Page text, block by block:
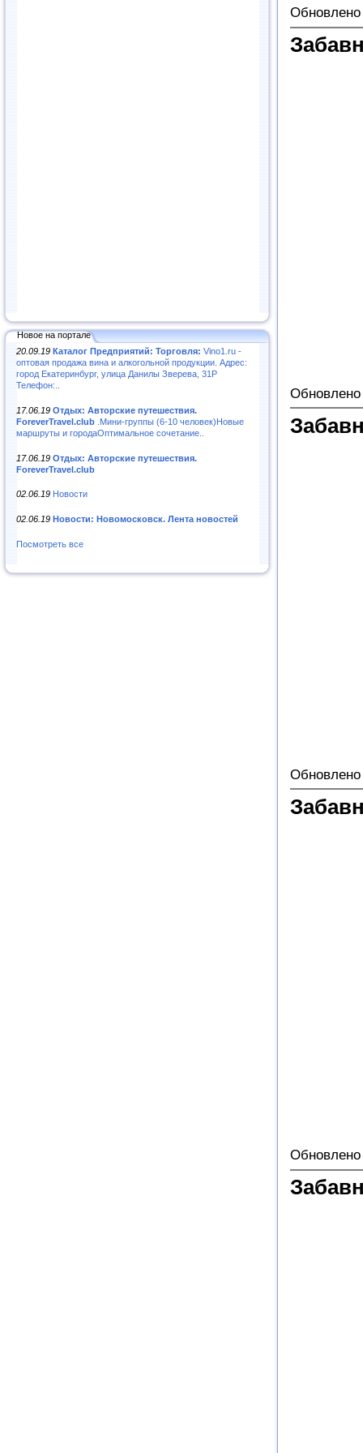
Новое на портале
20.09.19 Каталог Предприятий: Торговля: Vino1.ru -
оптовая продажа вина и алкогольной продукции. Адрес:
город Екатеринбург, улица Данилы Зверева, 31Р
Телефон:..
17.06.19 Отдых: Авторские путешествия.
ForeverTravel.club .Мини-группы (6-10 человек)Новые
маршруты и городаОптимальное сочетание..
17.06.19 Отдых: Авторские путешествия.
ForeverTravel.club
02.06.19 Новости
02.06.19 Новости: Новомосковск. Лента новостей
Посмотреть все
Обновлено
Обновлено
Обновлено